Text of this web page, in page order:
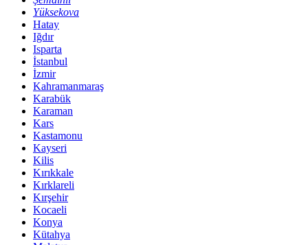
Yüksekova
Hatay
Iğdır
Isparta
İstanbul
İzmir
Kahramanmaraş
Karabük
Karaman
Kars
Kastamonu
Kayseri
Kilis
Kırıkkale
Kırklareli
Kırşehir
Kocaeli
Konya
Kütahya